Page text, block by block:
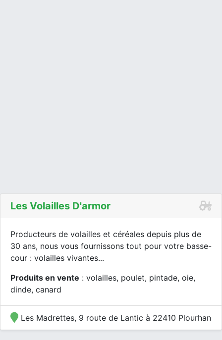
Les Volailles D'armor
Producteurs de volailles et céréales depuis plus de
30 ans, nous vous fournissons tout pour votre basse-
cour : volailles vivantes...
Produits en vente : volailles, poulet, pintade, oie,
dinde, canard
Les Madrettes, 9 route de Lantic à 22410 Plourhan